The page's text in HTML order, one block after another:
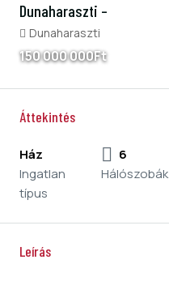
Dunaharaszti –
Dunaharaszti
150 000 000Ft
Áttekintés
Ház
Ingatlan
típus
6
Hálószobák
Leírás